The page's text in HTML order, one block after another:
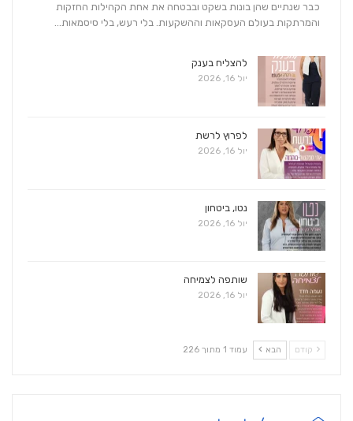
כבר שנתיים שהן בונות בשקט ובבטחה את אחת הקהילות החזקות
והמרתקות בעולם העסקאות וההשקעות. בלי רעש, בלי סיסמאות…
להצליח בענק
יול 16, 2026
לפרוץ לרשת
יול 16, 2026
נטו, ביטחון
יול 16, 2026
שותפה לצמיחה
יול 16, 2026
קודם הבא עמוד 1 מתוך 226